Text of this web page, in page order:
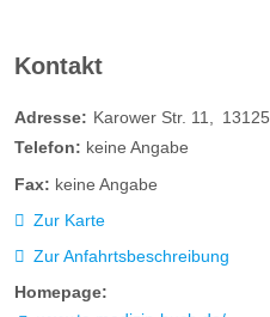
Kontakt
Adresse: Karower Str. 11 13125
Telefon: keine Angabe
Fax: keine Angabe
Zur Karte
Zur Anfahrtsbeschreibung
Homepage: